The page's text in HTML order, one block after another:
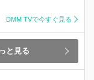
DMM TVで今すぐ見る
と見る